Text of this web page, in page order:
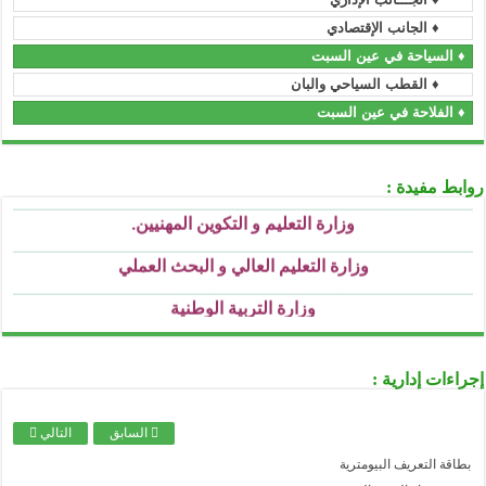
♦ الجانب الإقتصادي
♦ السياحة في عين السبت
♦ القطب السياحي والبان
♦ الفلاحة في عين السبت
روابط مفيدة :
وزارة السكن و العمران و المدينة
وزارة العمل و التشغيل و الضمان الإجتماعي
وزارة التعليم العالي و البحث العملي
وزارة التربية الوطنية
إجراءات إدارية :
التالي السابق
بطاقة التعريف البيومترية